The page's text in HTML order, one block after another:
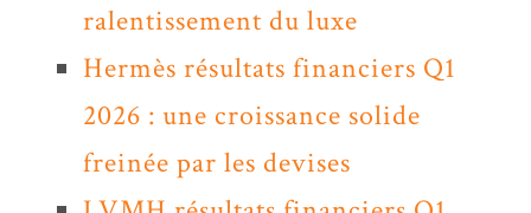
ralentissement du luxe
Hermès résultats financiers Q1
2026 : une croissance solide
freinée par les devises